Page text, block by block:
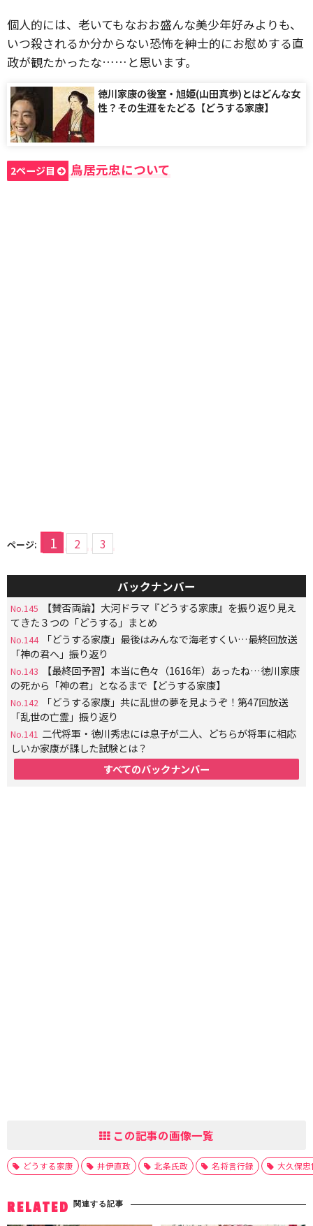
個人的には、老いてもなおお盛んな美少年好みよりも、
いつ殺されるか分からない恐怖を紳士的にお慰めする直
政が観たかったな……と思います。
徳川家康の後室・旭姫(山田真歩)とはどんな女
性？その生涯をたどる【どうする家康】
2ページ目 鳥居元忠について
ページ: 1 2 3
バックナンバー
No.145
【賛否両論】大河ドラマ『どうする家康』を振り返り見え
てきた３つの「どうする」まとめ
No.144
「どうする家康」最後はみんなで海老すくい…最終回放送
「神の君へ」振り返り
No.143
【最終回予習】本当に色々（1616年）あったね…徳川家康
の死から「神の君」となるまで【どうする家康】
No.142
「どうする家康」共に乱世の夢を見ようぞ！第47回放送
「乱世の亡霊」振り返り
No.141 二代将軍・徳川秀忠には息子が二人、どちらが将軍に相応
しいか家康が課した試験とは？
すべてのバックナンバー
この記事の画像一覧
どうする家康 井伊直政 北条氏政 名将言行録 大久保忠
RELATED 関連する記事